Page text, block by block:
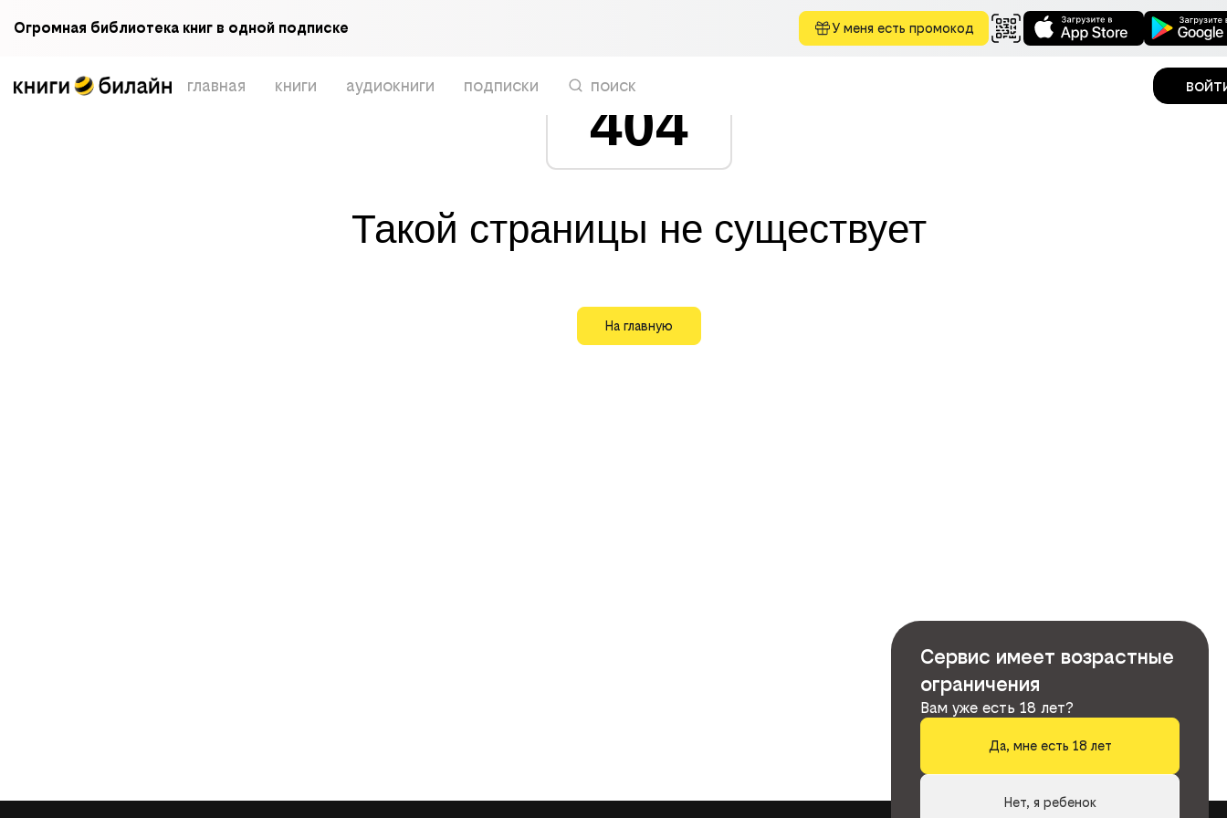
Огромная библиотека книг в одной подписке У меня есть промокод
главная книги аудиокниги подписки поиск
404
Такой страницы не существует
На главную
Сервис имеет возрастные
ограничения
Вам уже есть 18 лет?
Да, мне есть 18 лет
Нет, я ребенок